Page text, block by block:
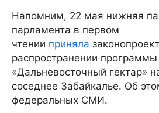
Напомним, 22 мая нижняя
парламента в первом
чтении приняла
распространении программы
«Дальневосточный гектар»
соседнее Забайкалье. Об
федеральных СМИ.